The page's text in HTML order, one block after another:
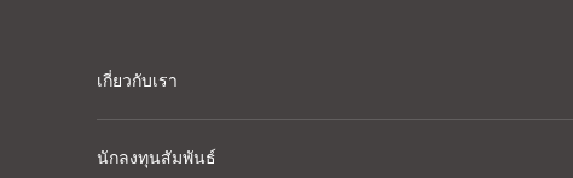
เกี่ยวกับเรา
นักลงทุนสัมพันธ์